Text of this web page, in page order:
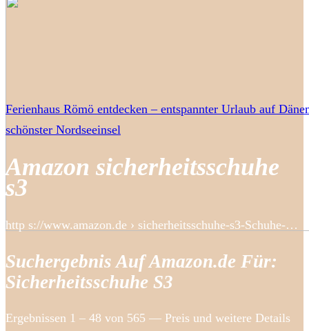
Ferienhaus Römö entdecken – entspannter Urlaub auf
schönster Nordseeinsel
Amazon sicherheitsschuhe
s3
http s://www.amazon.de › sicherheitsschuhe-s3-Schuhe-…
Suchergebnis Auf Amazon.de Für:
Sicherheitsschuhe S3
Ergebnissen 1 – 48 von 565 — Preis und weitere Details